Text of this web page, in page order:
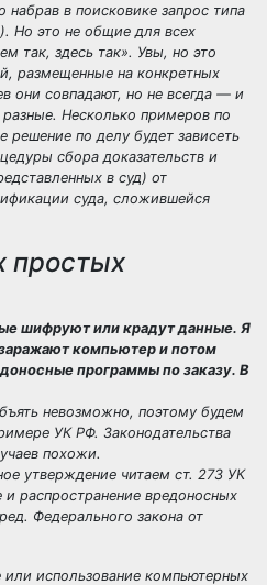
в поисковике запрос типа
Но это не общие для всех
так, здесь так». Увы, но это
размещенные на конкретных
они совпадают, но не всегда — и
Несколько примеров по
решение по делу будет зависеть
сбора доказательств и
в суд) от
суда, сложившейся
простых
шифруют или крадут данные. Я
компьютер и потом
программы по заказу. В
невозможно, поэтому будем
УК РФ. Законодательства
похожи.
утверждение читаем ст. 273 УК
распространение вредоносных
Федерального закона от
или использование компьютерных